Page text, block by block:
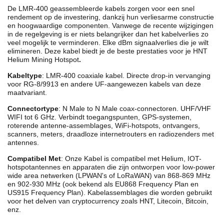
De LMR-400 geassembleerde kabels zorgen voor een snel
rendement op de investering, dankzij hun verliesarme constructie
en hoogwaardige componenten. Vanwege de recente wijzigingen
in de regelgeving is er niets belangrijker dan het kabelverlies zo
veel mogelijk te verminderen. Elke dBm signaalverlies die je wilt
elimineren. Deze kabel biedt je de beste prestaties voor je HNT
Helium Mining Hotspot.
Kabeltype: LMR-400 coaxiale kabel. Directe drop-in vervanging
voor RG-8/9913 en andere UF-aangewezen kabels van deze
maatvariant.
Connectortype: N Male to N Male coax-connectoren. UHF/VHF
WIFI tot 6 GHz. Verbindt toegangspunten, GPS-systemen,
roterende antenne-assemblages, WiFi-hotspots, ontvangers,
scanners, meters, draadloze internetrouters en radiozenders met
antennes.
Compatibel Met: Onze Kabel is compatibel met Helium, IOT-
hotspotantennes en apparaten die zijn ontworpen voor low-power
wide area netwerken (LPWAN's of LoRaWAN) van 868-869 MHz
en 902-930 MHz (ook bekend als EU868 Frequency Plan en
US915 Frequency Plan). Kabelassemblages die worden gebruikt
voor het delven van cryptocurrency zoals HNT, Litecoin, Bitcoin,
enz.